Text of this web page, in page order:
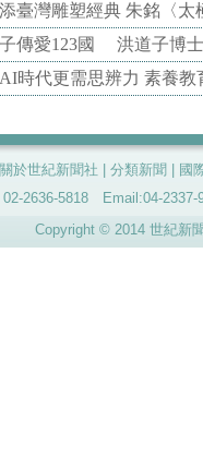
臺灣雕塑經典 朱銘〈
傳愛123國 洪道子博
時代更需思辨力 素養
關於世紀新聞社 分類新聞
國
2636-5818 Email:04-
Copyright © 2014 世紀新